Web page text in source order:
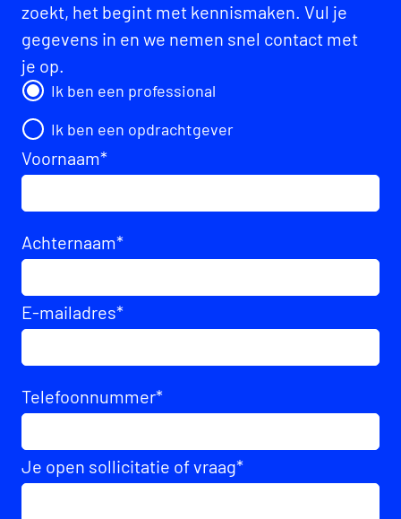
zoekt, het begint met kennismaken. Vul je
gegevens in en we nemen snel contact met
je op.
Ik ben een professional
Ik ben een opdrachtgever
Voornaam*
Achternaam*
E-mailadres*
Telefoonnummer*
Je open sollicitatie of vraag*